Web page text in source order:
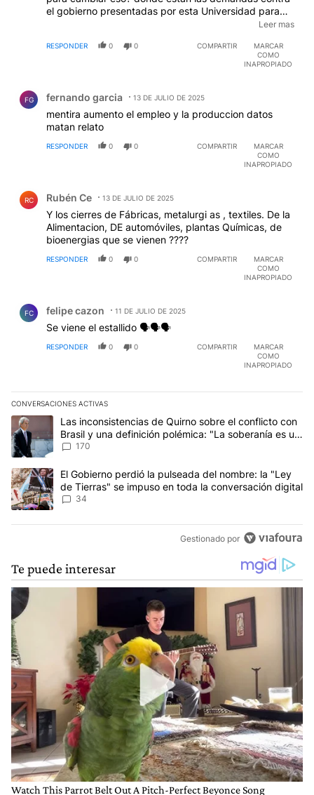
el gobierno presentadas por esta Universidad para
detener el daño? ¿con qué propósito publican por
nada
Leer mas
RESPONDER 0 0 COMPARTIR
MARCAR
COMO
INAPROPIADO
FG fernando garcia 13 DE JULIO DE 2025
mentira aumento el empleo y la produccion datos
matan relato
RESPONDER 0 0 COMPARTIR
MARCAR
COMO
INAPROPIADO
RC Rubén Ce 13 DE JULIO DE 2025
Y los cierres de Fábricas, metalurgi as , textiles. De la
Alimentacion, DE automóviles, plantas Químicas, de
bioenergias que se vienen ????
RESPONDER 0 0 COMPARTIR
MARCAR
COMO
INAPROPIADO
FC felipe cazon 11 DE JULIO DE 2025
Se viene el estallido 🗣🗣🗣
RESPONDER 0 0 COMPARTIR
MARCAR
COMO
INAPROPIADO
CONVERSACIONES ACTIVAS
Este listado muestra los artículos con más comentarios en los
Un artículo de tendencia con el título "Las inconsistencias de
Las inconsistencias de Quirno sobre el conflicto con
Brasil y una definición polémica: "La soberanía es un
concepto antiguo"
170
Un artículo de tendencia con el título "El Gobierno perdió la
El Gobierno perdió la pulseada del nombre: la "Ley
de Tierras" se impuso en toda la conversación digital
34
Gestionado por